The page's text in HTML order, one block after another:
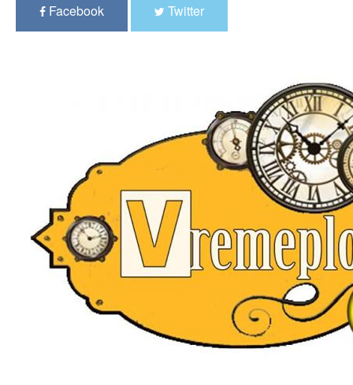
Facebook Twitter